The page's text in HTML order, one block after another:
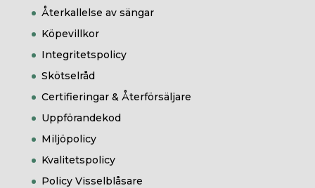
Återkallelse av sängar
Köpevillkor
Integritetspolicy
Skötselråd
Certifieringar & Återförsäljare
Uppförandekod
Miljöpolicy
Kvalitetspolicy
Policy Visselblåsare